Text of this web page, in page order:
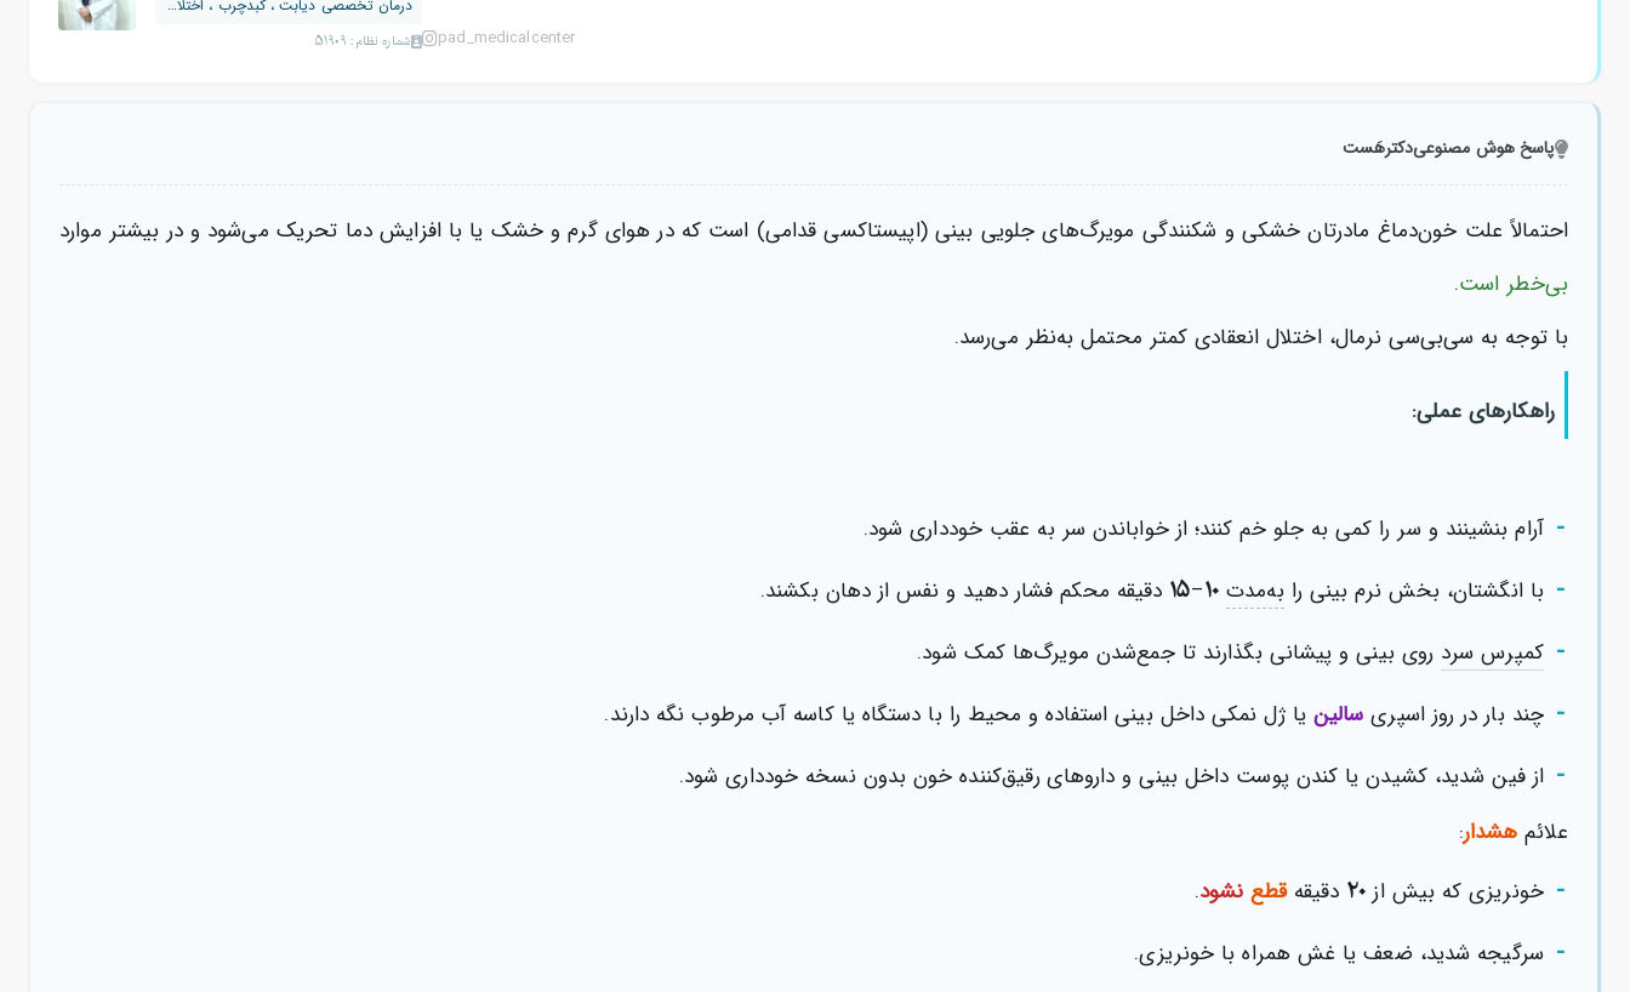
درمان تخصصی دیابت ، کبدچرب ، اختلالات...
شماره نظام: 51909 pad_medicalcenter
پاسخ هوش مصنوعیدکترهَست
احتمالاً علت خون‌دماغ مادرتان خشکی و شکنندگی مویرگ‌های جلویی بینی (اپیستاکسی قدامی) است که در هوای گرم و خشک یا با افزایش دما تحریک می‌شود و در بیشتر موارد
بی‌خطر است.
با توجه به سی‌بی‌سی نرمال، اختلال انعقادی کمتر محتمل به‌نظر می‌رسد.
راهکارهای عملی:
- آرام بنشینند و سر را کمی به جلو خم کنند؛ از خواباندن سر به عقب خودداری شود.
- با انگشتان، بخش نرم بینی رابه‌مدت ۱۰–۱۵ دقیقه محکم فشار دهید و نفس از دهان بکشند.
- کمپرس سرد روی بینی و پیشانی بگذارند تا جمع‌شدن مویرگ‌ها کمک شود.
- چند بار در روز اسپری سالین یا ژل نمکی داخل بینی استفاده و محیط را با دستگاه یا کاسه آب مرطوب نگه دارند.
- از فین شدید، کشیدن یا کندن پوست داخل بینی و داروهای رقیق‌کننده خون بدون نسخه خودداری شود.
علائم هشدار:
- خونریزی که بیش از ۲۰ دقیقهقطع نشود.
- سرگیجه شدید، ضعف یا غش همراه با خونریزی.